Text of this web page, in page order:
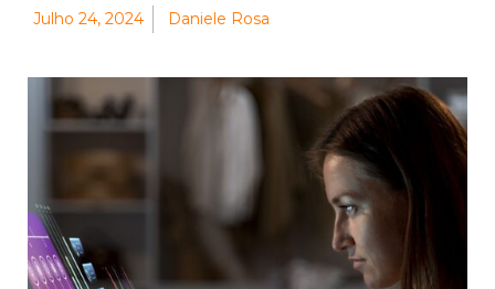
Julho 24, 2024 Daniele Rosa